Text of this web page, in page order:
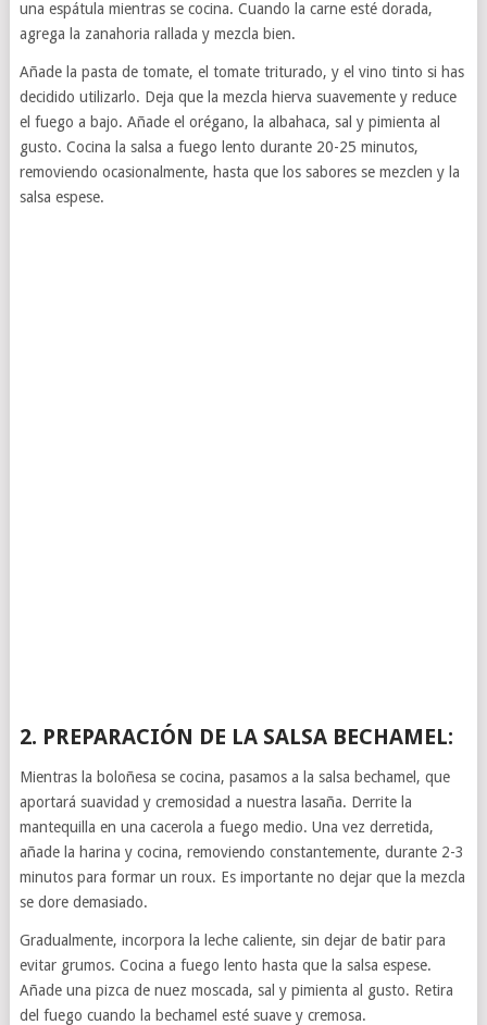
una espátula mientras se cocina. Cuando la carne esté dorada,
agrega la zanahoria rallada y mezcla bien.
Añade la pasta de tomate, el tomate triturado, y el vino tinto si has
decidido utilizarlo. Deja que la mezcla hierva suavemente y reduce
el fuego a bajo. Añade el orégano, la albahaca, sal y pimienta al
gusto. Cocina la salsa a fuego lento durante 20-25 minutos,
removiendo ocasionalmente, hasta que los sabores se mezclen y la
salsa espese.
2. PREPARACIÓN DE LA SALSA BECHAMEL:
Mientras la boloñesa se cocina, pasamos a la salsa bechamel, que
aportará suavidad y cremosidad a nuestra lasaña. Derrite la
mantequilla en una cacerola a fuego medio. Una vez derretida,
añade la harina y cocina, removiendo constantemente, durante 2-3
minutos para formar un roux. Es importante no dejar que la mezcla
se dore demasiado.
Gradualmente, incorpora la leche caliente, sin dejar de batir para
evitar grumos. Cocina a fuego lento hasta que la salsa espese.
Añade una pizca de nuez moscada, sal y pimienta al gusto. Retira
del fuego cuando la bechamel esté suave y cremosa.